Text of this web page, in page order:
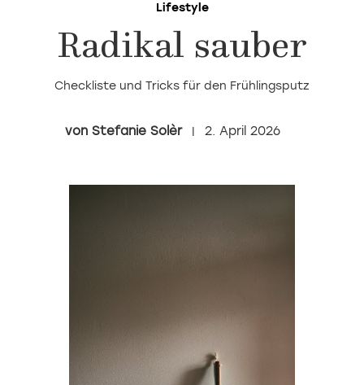
Lifestyle
Radikal sauber
Checkliste und Tricks für den Frühlingsputz
Stefanie Solèr 2. April 2026